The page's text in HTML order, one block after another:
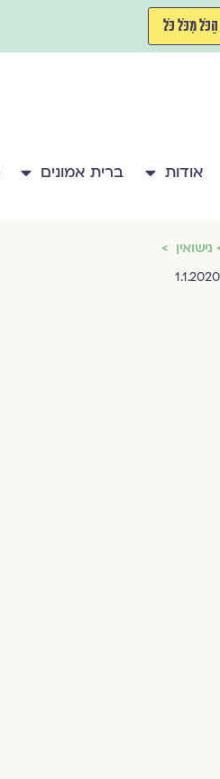
הַכֹּל מִכֹּל כֹּל
אודות ברית אמונים
נישואין